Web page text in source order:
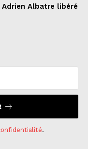
Albatre libéré
.